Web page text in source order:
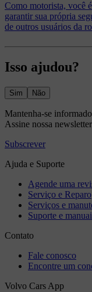
Como motorista, você
garantir sua própria
de outros usuários da
Isso ajudou?
Sim Não